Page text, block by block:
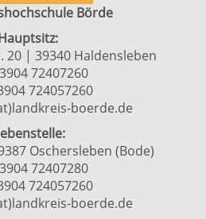
Börde
20 | 39340 Haldensleben
72407260
724057260
boerde.de
Oschersleben (Bode)
72407280
724057260
boerde.de